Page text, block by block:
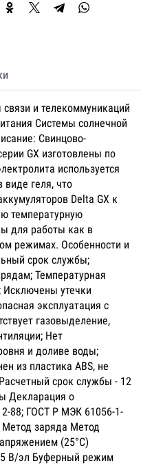
и телекоммуникаций
Системы солнечной
Свинцово-
GX изготовлены по
используется
виде геля, что
Delta GX к
температурную
для работы как в
режимах. Особенности и
срок службы;
Температурная
Исключены утечки
эксплуатация с
газовыделение,
Нет
и доливе воды;
из пластика ABS, не
срок службы - 12
Декларация о
88; ГОСТ Р МЭК 61056-1-
заряда Метод
(25°С)
В/эл Буферный режим